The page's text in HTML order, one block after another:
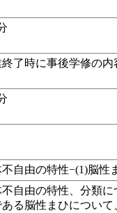
了時に事後学修の
不自由の特性−(1)脳性
不自由の特性、分類
ある脳性まひについ